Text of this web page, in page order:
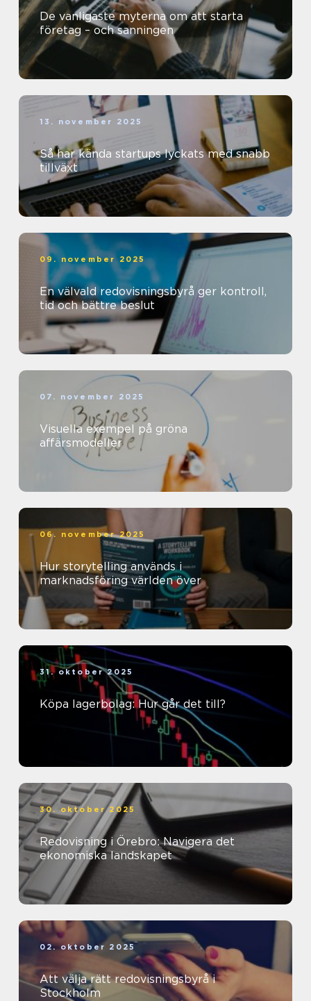
De vanligaste myterna om att starta
företag – och sanningen
13. november 2025
Så har kända startups lyckats med snabb
tillväxt
09. november 2025
En välvald redovisningsbyrå ger kontroll,
tid och bättre beslut
07. november 2025
Visuella exempel på gröna
affärsmodeller
06. november 2025
Hur storytelling används i
marknadsföring världen över
31. oktober 2025
Köpa lagerbolag: Hur går det till?
30. oktober 2025
Redovisning i Örebro: Navigera det
ekonomiska landskapet
02. oktober 2025
Att välja rätt redovisningsbyrå i
Stockholm